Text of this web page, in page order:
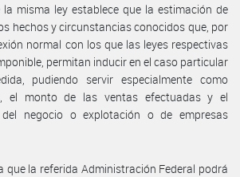
misma ley establece que la estimación de
hechos y circunstancias conocidos que, por
normal con los que las leyes respectivas
permitan inducir en el caso particular
pudiendo servir especialmente como
el monto de las ventas efectuadas y el
negocio o explotación o de empresas
que la referida Administración Federal podrá